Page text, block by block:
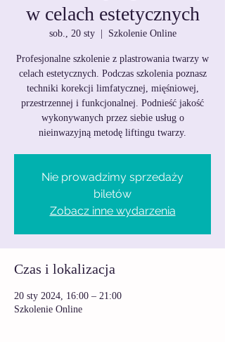
w celach estetycznych
sob., 20 sty
  |
Szkolenie Online
Profesjonalne szkolenie z plastrowania twarzy w
celach estetycznych. Podczas szkolenia poznasz
techniki korekcji limfatycznej, mięśniowej,
przestrzennej i funkcjonalnej. Podnieść jakość
wykonywanych przez siebie usług o
nieinwazyjną metodę liftingu twarzy.
Nie prowadzimy sprzedaży
biletów
Zobacz inne wydarzenia
Czas i lokalizacja
20 sty 2024, 16:00 – 21:00
Szkolenie Online